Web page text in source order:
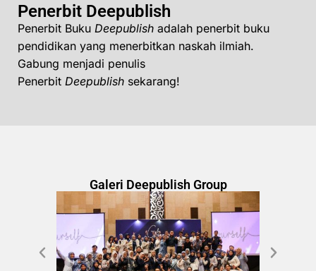
Penerbit Deepublish
Penerbit Buku Deepublish adalah penerbit buku
pendidikan yang menerbitkan naskah ilmiah.
Gabung menjadi penulis
Penerbit Deepublish sekarang!
Galeri Deepublish Group